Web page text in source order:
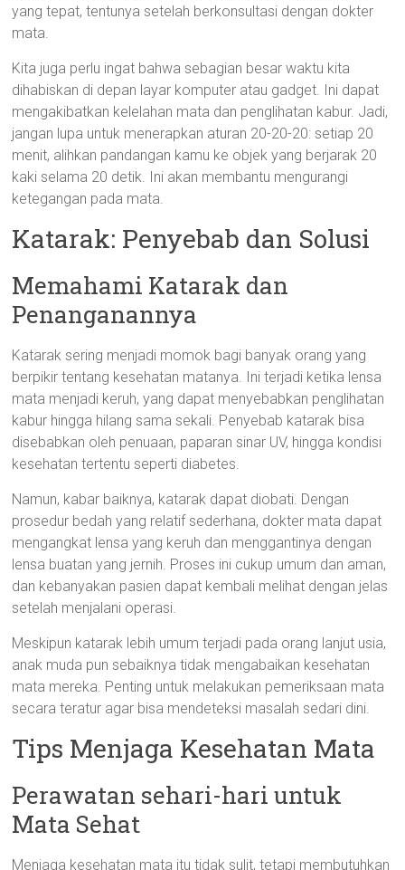
yang tepat, tentunya setelah berkonsultasi dengan dokter
mata.
Kita juga perlu ingat bahwa sebagian besar waktu kita
dihabiskan di depan layar komputer atau gadget. Ini dapat
mengakibatkan kelelahan mata dan penglihatan kabur. Jadi,
jangan lupa untuk menerapkan aturan 20-20-20: setiap 20
menit, alihkan pandangan kamu ke objek yang berjarak 20
kaki selama 20 detik. Ini akan membantu mengurangi
ketegangan pada mata.
Katarak: Penyebab dan Solusi
Memahami Katarak dan
Penanganannya
Katarak sering menjadi momok bagi banyak orang yang
berpikir tentang kesehatan matanya. Ini terjadi ketika lensa
mata menjadi keruh, yang dapat menyebabkan penglihatan
kabur hingga hilang sama sekali. Penyebab katarak bisa
disebabkan oleh penuaan, paparan sinar UV, hingga kondisi
kesehatan tertentu seperti diabetes.
Namun, kabar baiknya, katarak dapat diobati. Dengan
prosedur bedah yang relatif sederhana, dokter mata dapat
mengangkat lensa yang keruh dan menggantinya dengan
lensa buatan yang jernih. Proses ini cukup umum dan aman,
dan kebanyakan pasien dapat kembali melihat dengan jelas
setelah menjalani operasi.
Meskipun katarak lebih umum terjadi pada orang lanjut usia,
anak muda pun sebaiknya tidak mengabaikan kesehatan
mata mereka. Penting untuk melakukan pemeriksaan mata
secara teratur agar bisa mendeteksi masalah sedari dini.
Tips Menjaga Kesehatan Mata
Perawatan sehari-hari untuk
Mata Sehat
Menjaga kesehatan mata itu tidak sulit, tetapi membutuhkan